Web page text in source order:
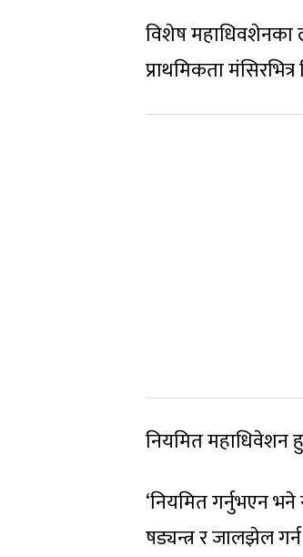
विशेष महाधिवशेनका
प्राथमिकता
नियमित महाधिवेशन
‘नियमित गर्नुभएन
षड्यन्त्र र जालझेल